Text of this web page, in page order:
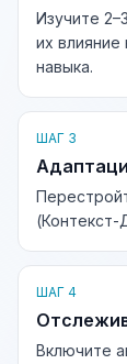
Изучите
их
навыка.
ШАГ 3
ШАГ 4
Включите